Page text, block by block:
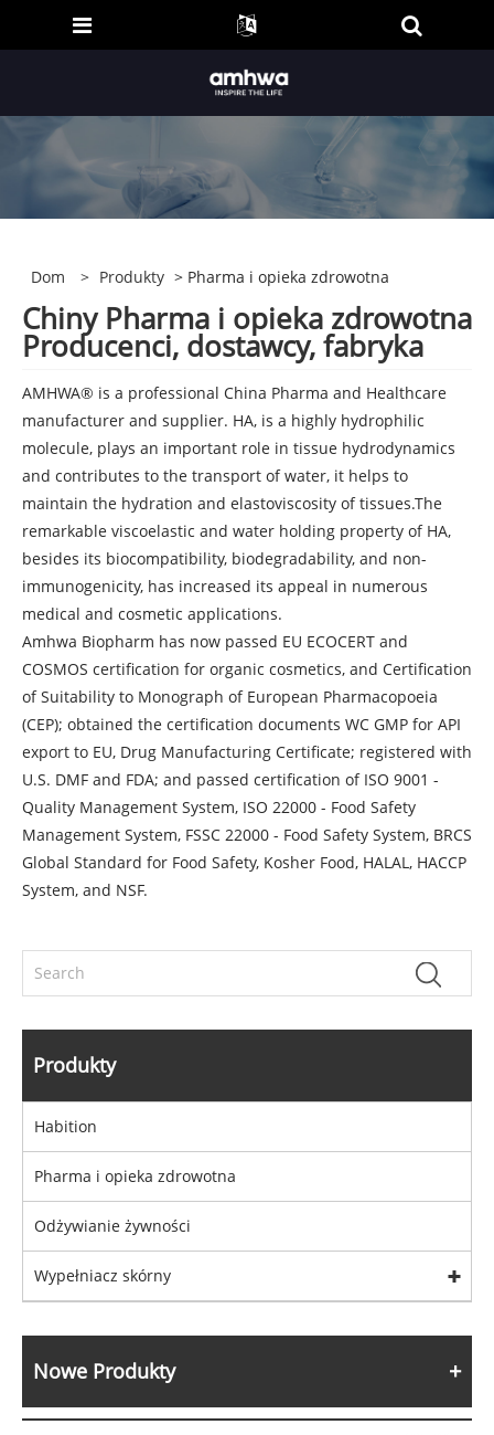
Dom > Produkty > Pharma i opieka zdrowotna
Chiny Pharma i opieka zdrowotna
Producenci, dostawcy, fabryka
AMHWA® is a professional China Pharma and Healthcare
manufacturer and supplier. HA, is a highly hydrophilic
molecule, plays an important role in tissue hydrodynamics
and contributes to the transport of water, it helps to
maintain the hydration and elastoviscosity of tissues.The
remarkable viscoelastic and water holding property of HA,
besides its biocompatibility, biodegradability, and non-
immunogenicity, has increased its appeal in numerous
medical and cosmetic applications.
Amhwa Biopharm has now passed EU ECOCERT and
COSMOS certification for organic cosmetics, and Certification
of Suitability to Monograph of European Pharmacopoeia
(CEP); obtained the certification documents WC GMP for API
export to EU, Drug Manufacturing Certificate; registered with
U.S. DMF and FDA; and passed certification of ISO 9001 -
Quality Management System, ISO 22000 - Food Safety
Management System, FSSC 22000 - Food Safety System, BRCS
Global Standard for Food Safety, Kosher Food, HALAL, HACCP
System, and NSF.
Produkty
Habition
Pharma i opieka zdrowotna
Odżywianie żywności
Wypełniacz skórny
Nowe Produkty